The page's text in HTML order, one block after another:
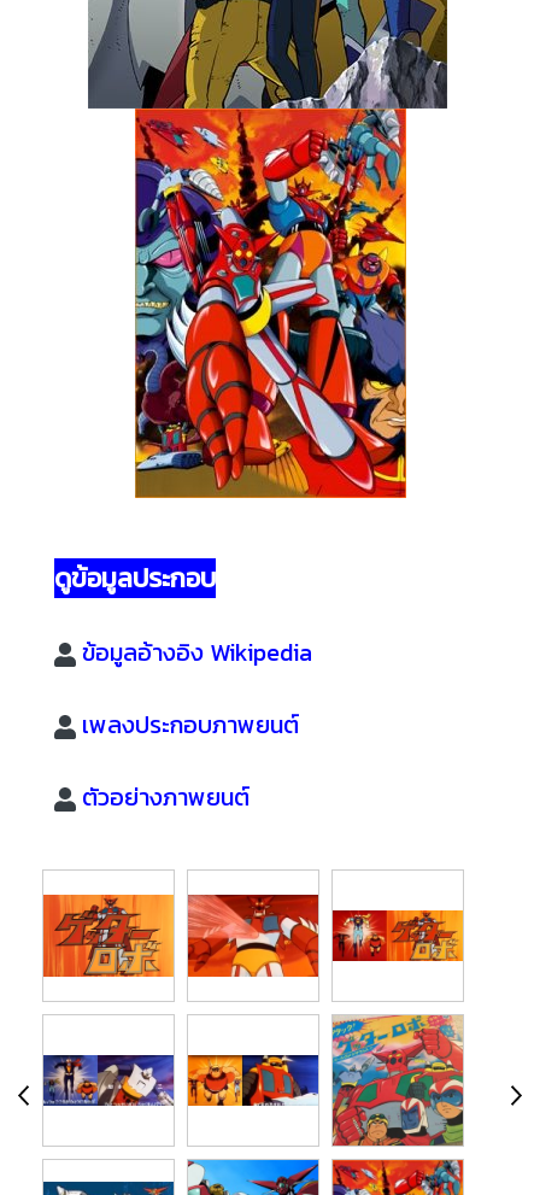
ดูข้อมูลประกอบ
ข้อมูลอ้างอิง Wikipedia
เพลงประกอบภาพยนต์
ตัวอย่างภาพยนต์